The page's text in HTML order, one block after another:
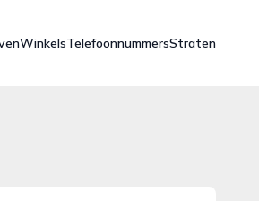
WinkelsTelefoonnummersStraten